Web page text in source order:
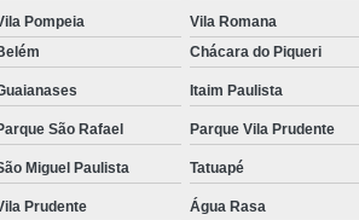
Pompeia Vila Romana
Chácara do Piqueri
Itaim Paulista
São Rafael Parque Vila Prudente
Miguel Paulista Tatuapé
Prudente
Água Rasa